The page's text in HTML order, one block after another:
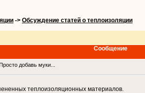
-> Обсуждение статей о теплоизоляции
Сообщение
добавь муки...
теплоизоляционных материалов.